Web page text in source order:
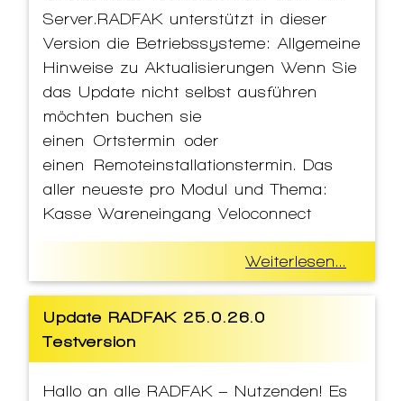
Server.RADFAK unterstützt in dieser
Version die Betriebssysteme: Allgemeine
Hinweise zu Aktualisierungen Wenn Sie
das Update nicht selbst ausführen
möchten buchen sie
einen Ortstermin oder
einen Remoteinstallationstermin. Das
aller neueste pro Modul und Thema:
Kasse Wareneingang Veloconnect
Weiterlesen...
Update RADFAK 25.0.26.0
Testversion
Hallo an alle RADFAK – Nutzenden! Es